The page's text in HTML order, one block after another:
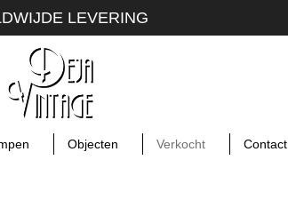
LEVERING
Objecten Verkocht Contact